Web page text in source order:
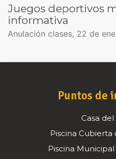
Juegos deportivos
informativa
Anulación clases, 22 de
Puntos de
Casa
Piscina Cubierta
Piscina